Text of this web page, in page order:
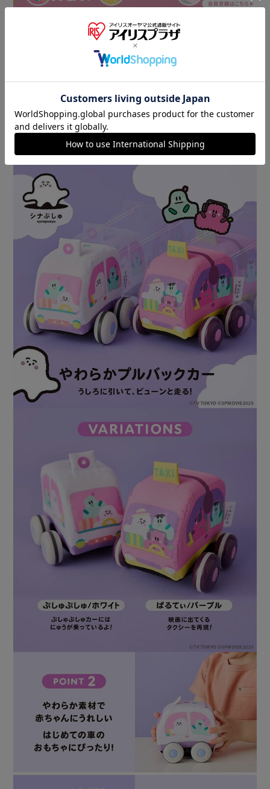
▼その他 オススメ商品はこちら▼
ベビーカー
セーフティ おもちゃ ベビーフード
ベビーケア・
バス
ベビー布団・
寝具
授乳・食事
マタニティ
納